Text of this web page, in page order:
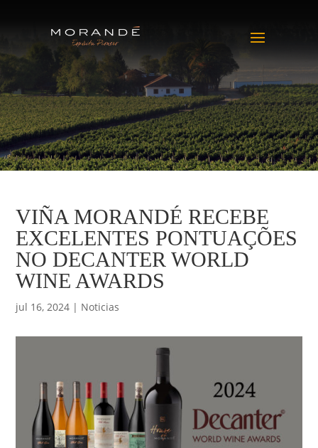
VIÑA MORANDÉ RECEBE
EXCELENTES PONTUAÇÕES
NO DECANTER WORLD
WINE AWARDS
jul 16, 2024 | Noticias